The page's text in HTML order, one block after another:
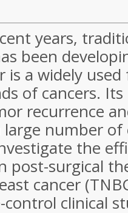
years,
been
a widely
of cancers. Its
recurrence
number of
the
post-surgical
cancer
control clinical